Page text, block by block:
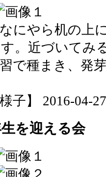
にやら机の上
。近づいてみ
で種まき、発
子】 2016-04-
を迎える会